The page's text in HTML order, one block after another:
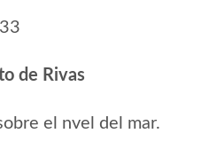
de Rivas
el nvel del mar.